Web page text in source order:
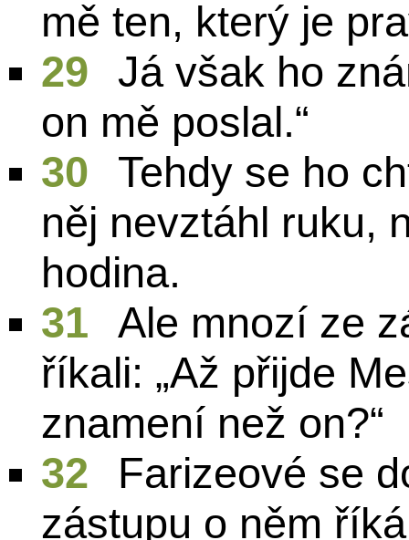
mě ten, který je
29
Já však ho
on mě poslal.“
30
Tehdy se ho
něj nevztáhl ruku,
hodina.
31
Ale mnozí ze
říkali: „Až přijde
znamení než on?“
32
Farizeové se
zástupu o něm